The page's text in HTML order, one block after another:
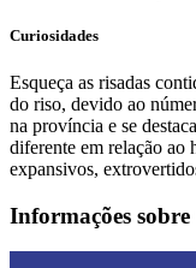
Curiosidades
Esqueça as risadas
do riso, devido ao
na província e se
diferente em relação ao
expansivos,
Informações sobre